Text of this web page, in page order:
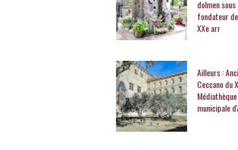
dolmen
fondateur
XXe arr
Ailleurs :
Ceccano du
municipale